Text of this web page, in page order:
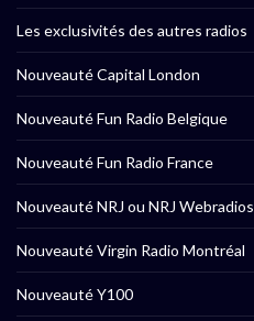
Les exclusivités des autres radios
Nouveauté Capital London
Nouveauté Fun Radio Belgique
Nouveauté Fun Radio France
Nouveauté NRJ ou NRJ Webradios
Nouveauté Virgin Radio Montréal
Nouveauté Y100